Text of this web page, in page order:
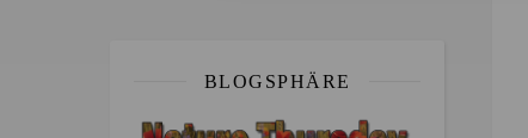
BLOGSPHÄRE